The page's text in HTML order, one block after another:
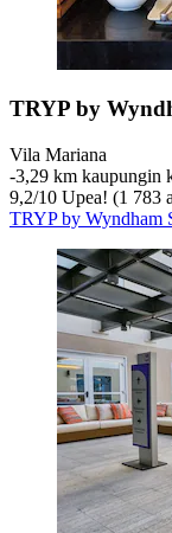
TRYP by
Vila Mariana
‐3,29 km kaupungin
9,2/10 Upea! (1 783
TRYP by Wyndham